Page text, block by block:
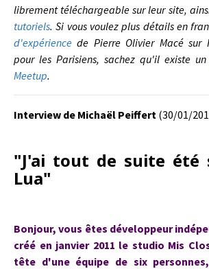
librement téléchargeable sur leur site,
tutoriels. Si vous voulez plus détails en
d'expérience de Pierre Olivier Macé sur
pour les Parisiens, sachez qu'il existe un
Meetup.
Interview de Michaël Peiffert (30/01/
"J'ai tout de suite été
Lua"
Bonjour, vous êtes développeur
créé en janvier 2011 le studio Mis
tête d'une équipe de six